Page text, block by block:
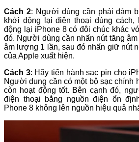
Cách 2: Người dùng cần phải đảm
khởi động lại điện thoại đúng
động lại iPhone 8 có đôi chúc khác
đó. Người dùng cần nhấn nút tăng
âm lượng 1 lần, sau đó nhấn giữ nút
của Apple xuất hiện.
Cách 3: Hãy tiến hành sạc pin cho
Người dung cần có một bộ sạc chính
còn hoạt động tốt. Bên cạnh đó,
điện thoại bằng nguồn điện ổn
Phone 8 không lên nguồn hiệu quả